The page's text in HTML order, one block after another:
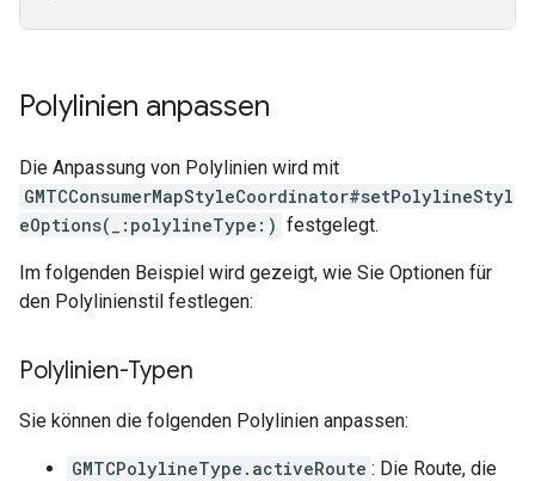
Polylinien anpassen
Die Anpassung von Polylinien wird mit
GMTCConsumerMapStyleCoordinator#setPolylineStyl
eOptions(_:polylineType:) festgelegt.
Im folgenden Beispiel wird gezeigt, wie Sie Optionen für
den Polylinienstil festlegen:
Polylinien-Typen
Sie können die folgenden Polylinien anpassen:
GMTCPolylineType.activeRoute : Die Route, die